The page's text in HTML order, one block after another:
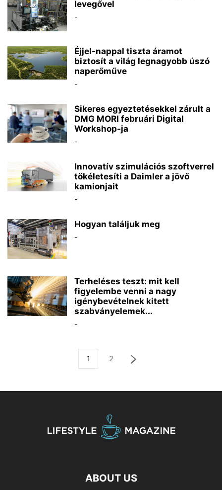
levegővel
-
Éjjel-nappal tiszta áramot
biztosít a világ legnagyobb úszó
naperőműve
-
Sikeres egyeztetésekkel zárult a
DMG MORI februári Digital
Workshop-ja
-
Innovatív szimulációs szoftverrel
tökéletesíti a Daimler a jövő
kamionjait
-
Hogyan találjuk meg
-
Terheléses teszt: mit kell
figyelembe venni a nagy
igénybevételnek kitett
szabványelemek...
-
1 2
ABOUT US